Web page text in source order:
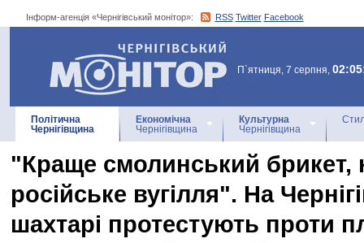
Інформ-агенція «Чернігівський монітор»: RSS Twitter Facebook
Інформ-агенція
«Чернігівський монітор»
П`ятниця, 7 серпня,
Політична
Чернігівщина
Економічна
Чернігівщина
Культурна
Чернігівщина
"Краще смолинський брикет,
російське вугілля". На
шахтарі протестують проти